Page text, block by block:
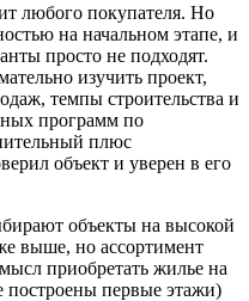
любого покупателя. Но
на начальном этапе, и
просто не подходят.
изучить проект,
темпы строительства и
программ по
плюс
объект и уверен в его
объекты на высокой
выше, но ассортимент
приобретать жилье на
построены первые этажи)